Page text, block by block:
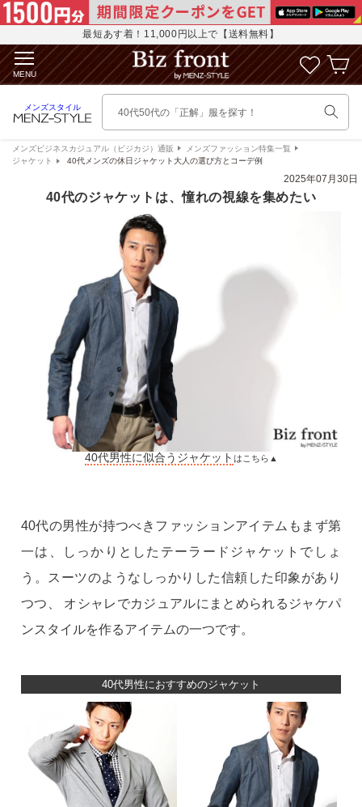
コンテ
ンツに
最短あす着！11,000円以上で【送料無料】
MENU
に
入
り
リ
ス
ト
見
カ
ー
ト
メンズスタイル 40代50代の「正解」服を探す！
メンズビジネスカジュアル（ビジカジ）通販
メンズファッション特集一覧
ジャケット
40代メンズの休日ジャケット大人の選び方とコーデ例
2025年07月30日
40代のジャケットは、憧れの視線を集めたい
40代男性に似合うジャケット はこちら▲
40代の男性が持つべきファッションアイテムもまず第
一は、しっかりとしたテーラードジャケットでしょ
う。スーツのようなしっかりした信頼した印象があり
つつ、 オシャレでカジュアルにまとめられるジャケパ
ンスタイルを作るアイテムの一つです。
40代男性におすすめのジャケット